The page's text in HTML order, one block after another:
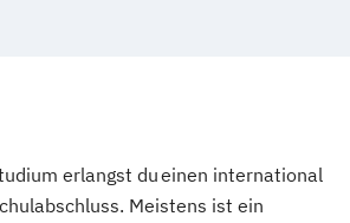
erlangst du einen international
Meistens ist ein